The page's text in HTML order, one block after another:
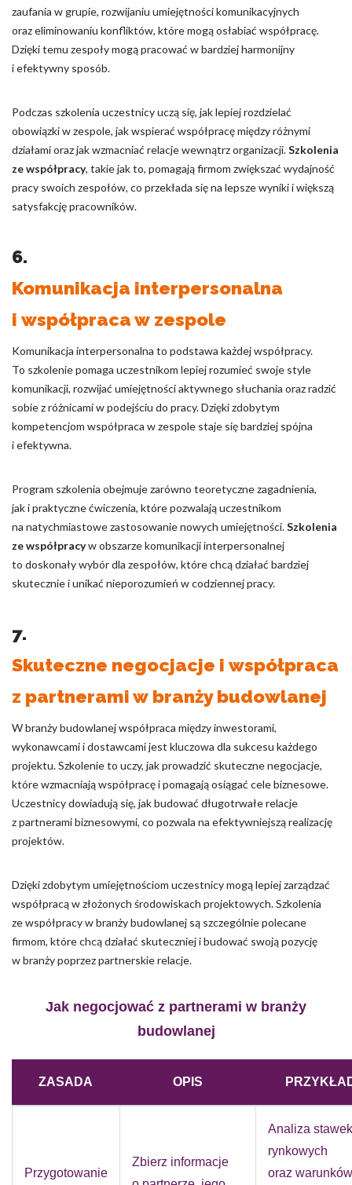
zaufania w grupie, rozwijaniu umiejętności komunikacyjnych
oraz eliminowaniu konfliktów, które mogą osłabiać współpracę.
Dzięki temu zespoły mogą pracować w bardziej harmonijny
i efektywny sposób.
Podczas szkolenia uczestnicy uczą się, jak lepiej rozdzielać
obowiązki w zespole, jak wspierać współpracę między różnymi
działami oraz jak wzmacniać relacje wewnątrz organizacji.Szkolenia
ze współpracy, takie jak to, pomagają firmom zwiększać wydajność
pracy swoich zespołów, co przekłada się na lepsze wyniki i większą
satysfakcję pracowników.
6.
Komunikacja interpersonalna
i współpraca w zespole
Komunikacja interpersonalna to podstawa każdej współpracy.
To szkolenie pomaga uczestnikom lepiej rozumieć swoje style
komunikacji, rozwijać umiejętności aktywnego słuchania oraz radzić
sobie z różnicami w podejściu do pracy. Dzięki zdobytym
kompetencjom współpraca w zespole staje się bardziej spójna
i efektywna.
Program szkolenia obejmuje zarówno teoretyczne zagadnienia,
jak i praktyczne ćwiczenia, które pozwalają uczestnikom
na natychmiastowe zastosowanie nowych umiejętności.Szkolenia
ze współpracyw obszarze komunikacji interpersonalnej
to doskonały wybór dla zespołów, które chcą działać bardziej
skutecznie i unikać nieporozumień w codziennej pracy.
7.
Skuteczne negocjacje i współpraca
z partnerami w branży budowlanej
W branży budowlanej współpraca między inwestorami,
wykonawcami i dostawcami jest kluczowa dla sukcesu każdego
projektu. Szkolenie to uczy, jak prowadzić skuteczne negocjacje,
które wzmacniają współpracę i pomagają osiągać cele biznesowe.
Uczestnicy dowiadują się, jak budować długotrwałe relacje
z partnerami biznesowymi, co pozwala na efektywniejszą realizację
projektów.
Dzięki zdobytym umiejętnościom uczestnicy mogą lepiej zarządzać
współpracą w złożonych środowiskach projektowych. Szkolenia
ze współpracy w branży budowlanej są szczególnie polecane
firmom, które chcą działać skuteczniej i budować swoją pozycję
w branży poprzez partnerskie relacje.
Jak negocjować z partnerami w branży
budowlanej
ZASADA OPIS
Przygotowanie
Zbierz informacje
Analiza stawek
rynkowych
oraz warunków